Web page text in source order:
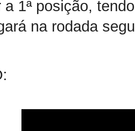
a 1ª posição,
na rodada